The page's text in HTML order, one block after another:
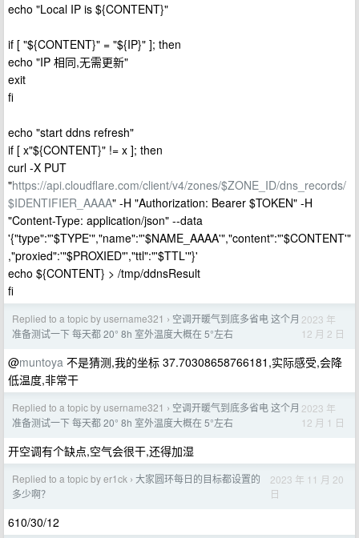
echo "Local IP is ${CONTENT}"
if [ "${CONTENT}" = "${IP}" ]; then
echo "IP 相同,无需更新"
exit
fi
echo "start ddns refresh"
if [ x"${CONTENT}" != x ]; then
curl -X PUT
"https://api.cloudflare.com/client/v4/zones/$ZONE_ID/dns_records/
$IDENTIFIER_AAAA" -H "Authorization: Bearer $TOKEN" -H
"Content-Type: application/json" --data
'{"type":"'$TYPE'","name":"'$NAME_AAAA'","content":"'$CONTENT'"
,"proxied":'"$PROXIED"',"ttl":"'$TTL'"}'
echo ${CONTENT} > /tmp/ddnsResult
fi
Replied to a topic by username321 › 空调开暖气到底多省电 这个月
准备测试一下 每天都 20° 8h 室外温度大概在 5°左右
2023 年
12 月 2 日
@muntoya 不是猜测,我的坐标 37.70308658766181,实际感受,会降
低温度,非常干
Replied to a topic by username321 › 空调开暖气到底多省电 这个月
准备测试一下 每天都 20° 8h 室外温度大概在 5°左右
2023 年
12 月 1 日
开空调有个缺点,空气会很干,还得加湿
Replied to a topic by er1ck › 大家圆环每日的目标都设置的
多少啊？
2023 年 11 月 20
日
610/30/12